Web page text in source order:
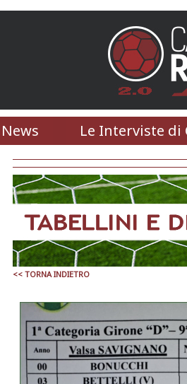
News Le Interviste di
<< TORNA INDIETRO